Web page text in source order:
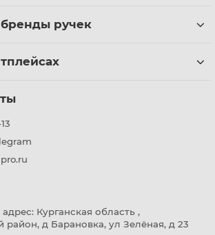
ручек
Курганская область ,
д Барановка, ул Зелёная, д 23